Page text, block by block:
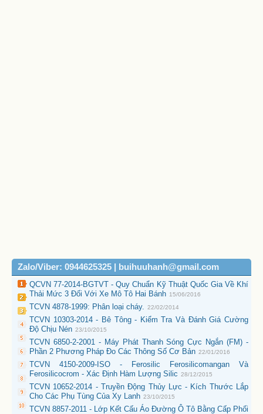
Zalo/Viber: 0944625325 | buihuuhanh@gmail.com
QCVN 77-2014-BGTVT - Quy Chuẩn Kỹ Thuật Quốc Gia Về Khí
Thải Mức 3 Đối Với Xe Mô Tô Hai Bánh 15/06/2016
TCVN 4878-1999: Phân loại cháy. 22/02/2014
TCVN 10303-2014 - Bê Tông - Kiểm Tra Và Đánh Giá Cường
Độ Chịu Nén 23/10/2015
TCVN 6850-2-2001 - Máy Phát Thanh Sóng Cực Ngắn (FM) -
Phần 2 Phương Pháp Đo Các Thông Số Cơ Bản 22/01/2016
TCVN 4150-2009-ISO - Ferosilic Ferosilicomangan Và
Ferosilicocrom - Xác Định Hàm Lượng Silic 28/12/2015
TCVN 10652-2014 - Truyền Động Thủy Lực - Kích Thước Lắp
Cho Các Phụ Tùng Của Xy Lanh 23/10/2015
TCVN 8857-2011 - Lớp Kết Cấu Áo Đường Ô Tô Bằng Cấp Phối